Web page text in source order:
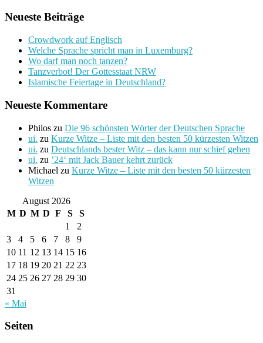
Neueste Beiträge
Crowdwork auf Englisch
Welche Sprache spricht man in Luxemburg?
Wo darf man noch tanzen?
Tanzverbot! Der Gottesstaat NRW
Islamische Feiertage in Deutschland?
Neueste Kommentare
Philos zu Die 96 schönsten Wörter der Deutschen Sprache
ui. zu Kurze Witze – Liste mit den besten 50 kürzesten Witzen
ui. zu Deutschlands bester Witz – das kann nur schief gehen
ui. zu ’24‘ mit Jack Bauer kehrt zurück
Michael zu Kurze Witze – Liste mit den besten 50 kürzesten
Witzen
August 2026
M D M D F S
S
1
2
3
4 5 6 7 8
9
10 11 12 13 14 15 16
17 18 19 20 21 22 23
24 25 26 27 28 29 30
31
« Mai
Seiten